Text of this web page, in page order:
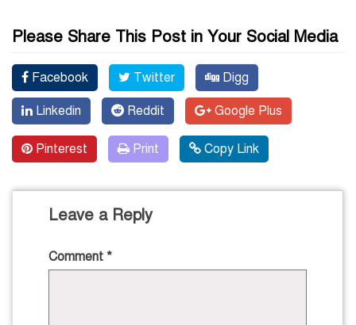
Please Share This Post in Your Social Media
Facebook Twitter Digg
Linkedin Reddit Google Plus
Pinterest Print Copy Link
Leave a Reply
Comment *